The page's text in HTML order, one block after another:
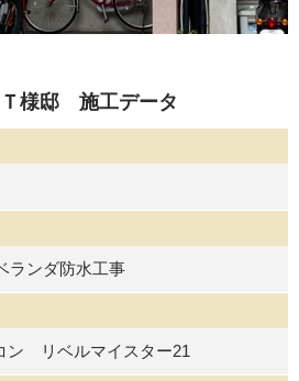
様邸 施工データ
ンダ防水工事
リベルマイスター21